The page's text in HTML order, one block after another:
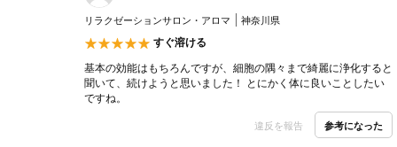
リラクゼーションサロン・アロマ 神奈川県
すぐ溶ける
基本の効能はもちろんですが、細胞の隅々まで綺麗に浄化すると
聞いて、続けようと思いました！ とにかく体に良いことしたい
ですね。
違反を報告 参考になった